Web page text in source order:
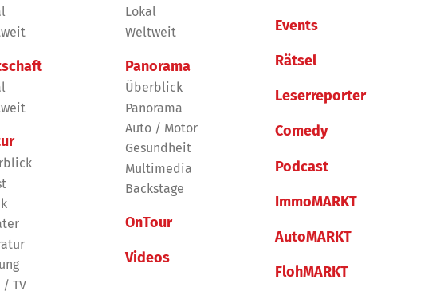
/ TV
Lokal
Weltweit
Panorama
Überblick
Panorama
Auto / Motor
Gesundheit
Multimedia
Backstage
OnTour
Videos
Events
Rätsel
Leserreporter
Comedy
Podcast
ImmoMARKT
AutoMARKT
FlohMARKT